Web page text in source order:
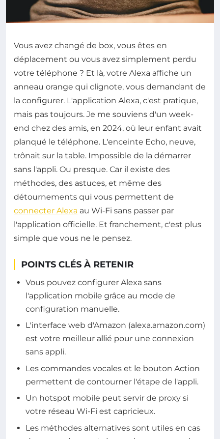
Vous avez changé de box, vous êtes en
déplacement ou vous avez simplement perdu
votre téléphone ? Et là, votre Alexa affiche un
anneau orange qui clignote, vous demandant de
la configurer. L'application Alexa, c'est pratique,
mais pas toujours. Je me souviens d'un week-
end chez des amis, en 2024, où leur enfant avait
planqué le téléphone. L'enceinte Echo, neuve,
trônait sur la table. Impossible de la démarrer
sans l'appli. Ou presque. Car il existe des
méthodes, des astuces, et même des
détournements qui vous permettent de
connecter Alexa au Wi-Fi sans passer par
l'application officielle. Et franchement, c'est plus
simple que vous ne le pensez.
POINTS CLÉS À RETENIR
Vous pouvez configurer Alexa sans
l'application mobile grâce au mode de
configuration manuelle.
L'interface web d'Amazon (alexa.amazon.com)
est votre meilleur allié pour une connexion
sans appli.
Les commandes vocales et le bouton Action
permettent de contourner l'étape de l'appli.
Un hotspot mobile peut servir de proxy si
votre réseau Wi-Fi est capricieux.
Les méthodes alternatives sont utiles en cas